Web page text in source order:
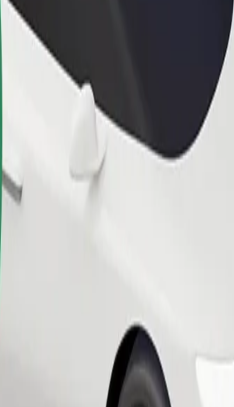
storitve in poiščite popolno za svojo pot.
Prenesi aplikacijo